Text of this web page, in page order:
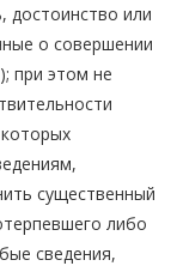
достоинство или
о совершении
при этом не
существенный
либо
сведения,